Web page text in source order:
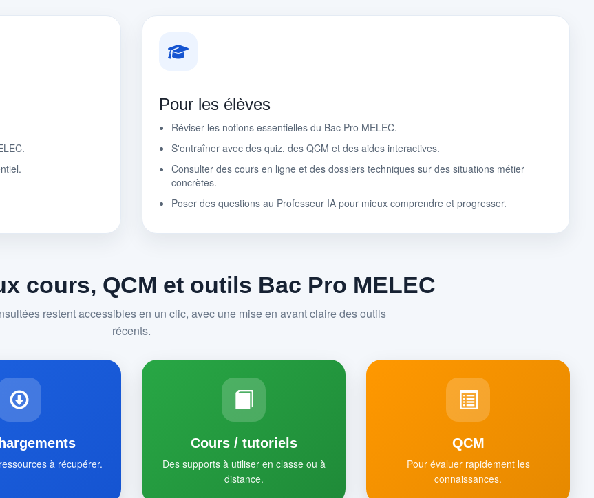
Pour les élèves
Réviser les notions essentielles du Bac Pro MELEC.
S'entraîner avec des quiz, des QCM et des aides interactives.
Consulter des cours en ligne et des dossiers techniques sur des situations métier
concrètes.
Poser des questions au Professeur IA pour mieux comprendre et progresser.
cours, QCM et outils Bac Pro MELEC
restent accessibles en un clic, avec une mise en avant claire des outils
récents.
à récupérer.
Cours / tutoriels
Des supports à utiliser en classe ou à
distance.
QCM
Pour évaluer rapidement les
connaissances.